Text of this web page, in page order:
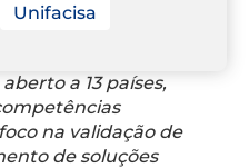
Unifacisa
a 13 países,
na validação de
de soluções